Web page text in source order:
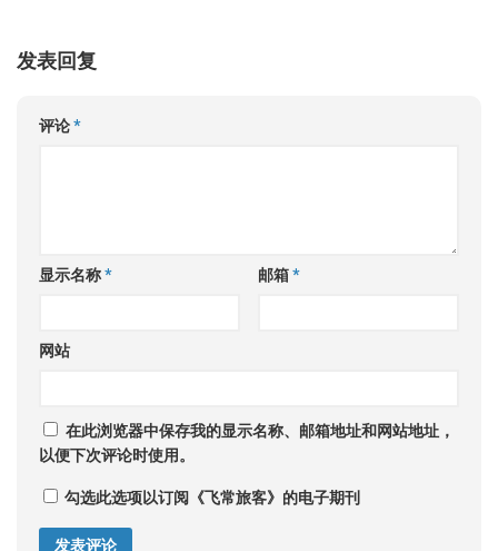
发表回复
评论*
显示名称* 邮箱*
网站
在此浏览器中保存我的显示名称、邮箱地址和网站地址，
以便下次评论时使用。
勾选此选项以订阅《飞常旅客》的电子期刊